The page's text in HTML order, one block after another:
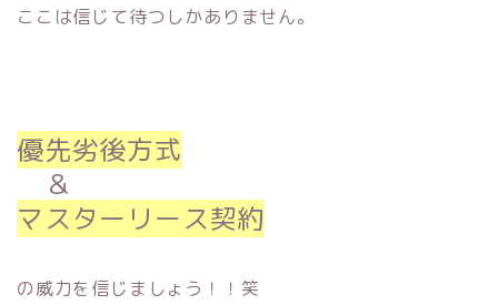
ここは信じて待つしかありません。
優先劣後方式
＆
マスターリース契約
の威力を信じましょう！！笑